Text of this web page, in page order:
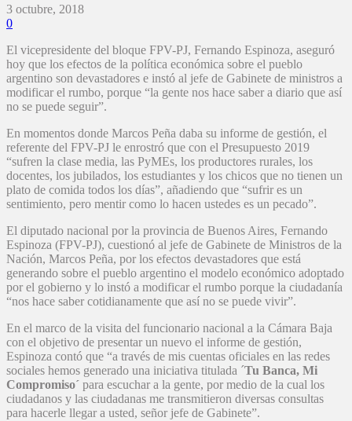
3 octubre, 2018
0
El vicepresidente del bloque FPV-PJ, Fernando Espinoza, aseguró
hoy que los efectos de la política económica sobre el pueblo
argentino son devastadores e instó al jefe de Gabinete de ministros a
modificar el rumbo, porque “la gente nos hace saber a diario que así
no se puede seguir”.
En momentos donde Marcos Peña daba su informe de gestión, el
referente del FPV-PJ le enrostró que con el Presupuesto 2019
“sufren la clase media, las PyMEs, los productores rurales, los
docentes, los jubilados, los estudiantes y los chicos que no tienen un
plato de comida todos los días”, añadiendo que “sufrir es un
sentimiento, pero mentir como lo hacen ustedes es un pecado”.
El diputado nacional por la provincia de Buenos Aires, Fernando
Espinoza (FPV-PJ), cuestionó al jefe de Gabinete de Ministros de la
Nación, Marcos Peña, por los efectos devastadores que está
generando sobre el pueblo argentino el modelo económico adoptado
por el gobierno y lo instó a modificar el rumbo porque la ciudadanía
“nos hace saber cotidianamente que así no se puede vivir”.
En el marco de la visita del funcionario nacional a la Cámara Baja
con el objetivo de presentar un nuevo el informe de gestión,
Espinoza contó que “a través de mis cuentas oficiales en las redes
sociales hemos generado una iniciativa titulada ´Tu Banca, Mi
Compromiso´ para escuchar a la gente, por medio de la cual los
ciudadanos y las ciudadanas me transmitieron diversas consultas
para hacerle llegar a usted, señor jefe de Gabinete”.